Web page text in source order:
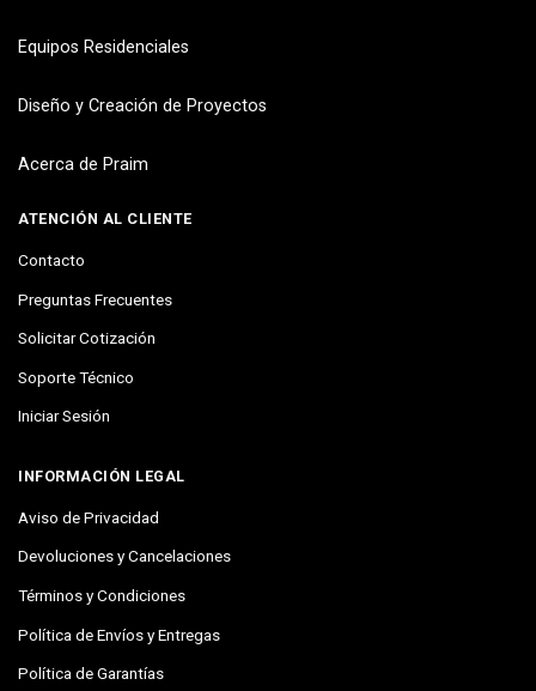
Equipos Residenciales
Diseño y Creación de Proyectos
Acerca de Praim
ATENCIÓN AL CLIENTE
Contacto
Preguntas Frecuentes
Solicitar Cotización
Soporte Técnico
Iniciar Sesión
INFORMACIÓN LEGAL
Aviso de Privacidad
Devoluciones y Cancelaciones
Términos y Condiciones
Política de Envíos y Entregas
Política de Garantías